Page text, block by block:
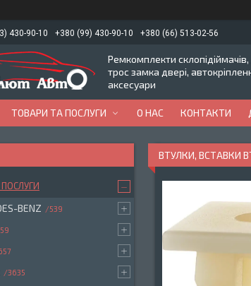
430-90-10 +380 (99) 430-90-10 +380 (66) 513-02-56
Ремкомплекти
трос замка двері,
аксесуари
ТОВАРИ ТА ПОСЛУГИ О НАС КОНТАКТИ
ВТУЛКИ, ВСТАВКИ
BENZ 539
3635